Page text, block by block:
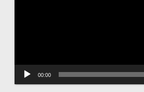
00:00